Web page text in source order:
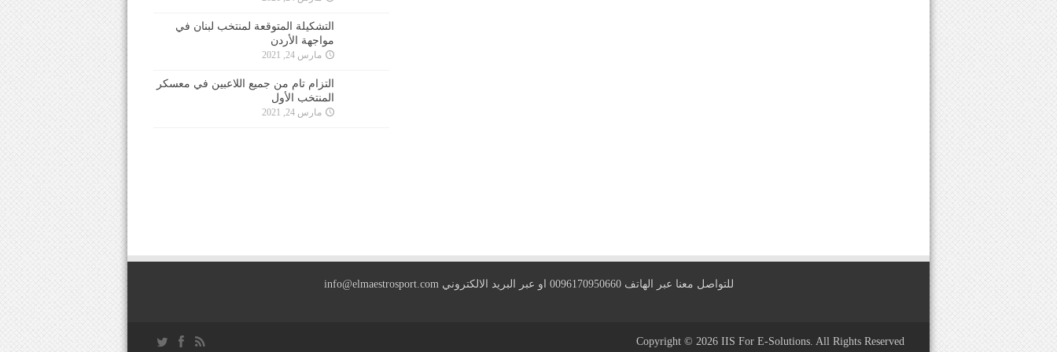
التشكيلة المتوقعة لمنتخب لبنان في
مواجهة الأردن
مارس 24, 2021
التزام تام من جميع اللاعبين في معسكر
المنتخب الأول
مارس 24, 2021
للتواصل معنا عبر الهاتف 0096170950660 او عبر البريد الالكتروني info@elmaestrosport.com
Copyright © 2026 IIS For E-Solutions. All Rights Reserved